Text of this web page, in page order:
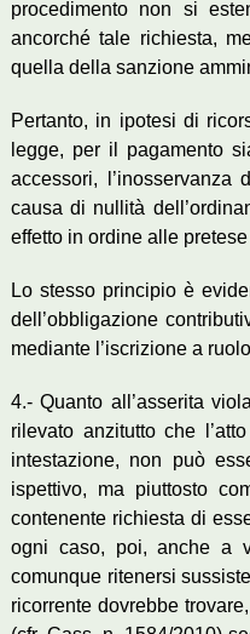
procedimento non si
ancorché tale richiesta,
quella della sanzione
Pertanto, in ipotesi di
legge, per il pagamento
accessori, l’inosservanza
causa di nullità
effetto in ordine alle
Lo stesso principio è
dell’obbligazione
mediante l’iscrizione a
4.- Quanto all’asserita
rilevato anzitutto che
intestazione, non può
ispettivo, ma piuttosto
contenente richiesta di
ogni caso, poi, anche a
comunque ritenersi
ricorrente dovrebbe